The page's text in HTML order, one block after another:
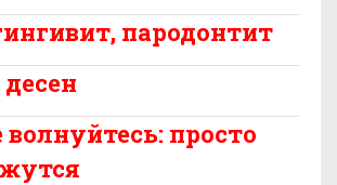
пародонтит
просто